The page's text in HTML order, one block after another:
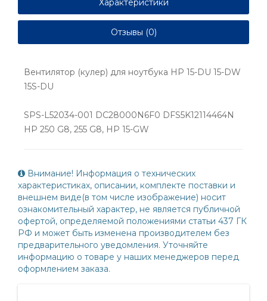
Отзывы (0)
Вентилятор (кулер) для ноутбука HP 15-DU 15-DW
15S-DU
SPS-L52034-001 DC28000N6F0 DFS5K12114464N
HP 250 G8, 255 G8, HP 15-GW
Внимание! Информация о технических
характеристиках, описании, комплекте поставки и
внешнем виде(в том числе изображение) носит
ознакомительный характер, не является публичной
офертой, определяемой положениями статьи 437 ГК
РФ и может быть изменена производителем без
предварительного уведомления. Уточняйте
информацию о товаре у наших менеджеров перед
оформлением заказа.